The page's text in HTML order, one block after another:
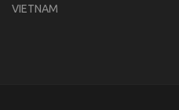
VIETNAM